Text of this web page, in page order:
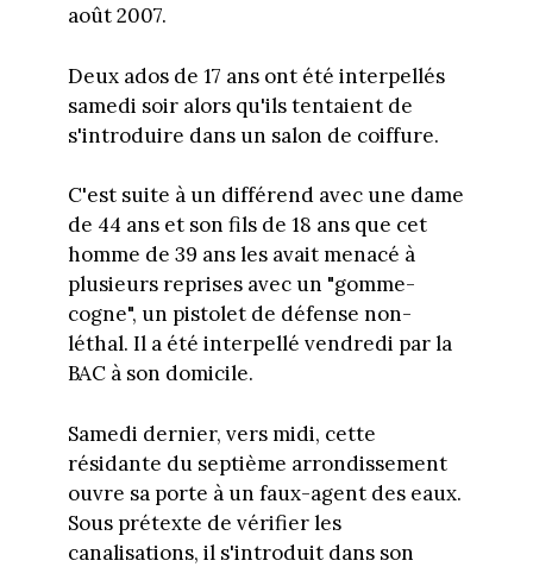
août 2007.
Deux ados de 17 ans ont été interpellés
samedi soir alors qu'ils tentaient de
s'introduire dans un salon de coiffure.
C'est suite à un différend avec une dame
de 44 ans et son fils de 18 ans que cet
homme de 39 ans les avait menacé à
plusieurs reprises avec un "gomme-
cogne", un pistolet de défense non-
léthal. Il a été interpellé vendredi par la
BAC à son domicile.
Samedi dernier, vers midi, cette
résidante du septième arrondissement
ouvre sa porte à un faux-agent des eaux.
Sous prétexte de vérifier les
canalisations, il s'introduit dans son